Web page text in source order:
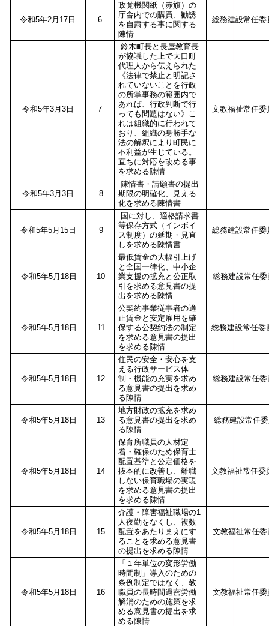
令和5年2月17日 6
政党機関紙（赤旗）の
庁舎内での購買、勧誘
を自粛する事に関する
陳情
総務建設常任委
令和5年3月3日 7
鈴木町長と長屋教育長
が協議した上で大口町
代理人から伝えられた
《法律で禁止と明記さ
れていないことを行政
の所掌事務の範囲内で
あれば、行政判断で行
っても問題はない》こ
れは組織的に行われて
おり、組織の身勝手な
法の解釈により町民に
不利益が生じている。
直ちに対応を改める事
を求める陳情
文教福祉常任委
令和5年3月3日 8
陳情書・請願書の提出
期限の明確化、見える
化を求める陳情書
令和5年5月15日 9
国に対し、適格請求書
等保存方式（インボイ
ス制度）の延期・見直
しを求める陳情書
総務建設常任委
令和5年5月18日 10
最低賃金の大幅引上げ
と全国一律化、中小企
業支援の拡充と公正取
引を求める意見書の提
出を求める陳情
総務建設常任委
令和5年5月18日 11
公契約事業従事者の適
正賃金と安定雇用を確
保する公契約法の制定
を求める意見書の提出
を求める陳情
総務建設常任
令和5年5月18日 12
住民の安全・安心を支
える行政サービス体
制・機能の充実を求め
る意見書の提出を求め
る陳情
総務建設常任委
令和5年5月18日 13
地方財政の拡充を求め
る意見書の提出を求め
る陳情
総務建設常任
令和5年5月18日 14
保育所職員の人材定
着・確保のため保育士
配置基準と公定価格を
抜本的に改善し、離職
しない保育職場の実現
を求める意見書の提出
を求める陳情
文教福祉常任
令和5年5月18日 15
介護・障害福祉職場の1
人夜勤をなくし、複数
配置をあたりまえにす
ることを求める意見書
の提出を求める陳情
文教福祉常任委
令和5年5月18日 16
「１年単位の変形労働
時間制」導入のための
条例制定ではなく、教
職員の長時間過密労働
解消のための施策を求
める意見書の提出を求
める陳情
文教福祉常任委